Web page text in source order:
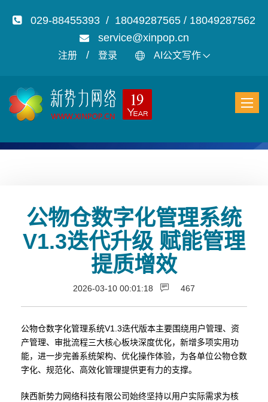
029-88455393 / 18049287565 / 18049287562
service@xinpop.cn
注册 / 登录 AI公文写作
公物仓数字化管理系统
V1.3迭代升级 赋能管理
提质增效
2026-03-10 00:01:18 467
公物仓数字化管理系统V1.3迭代版本主要围绕用户管理、资
产管理、审批流程三大核心板块深度优化，新增多项实用功
能，进一步完善系统架构、优化操作体验，为各单位公物仓数
字化、规范化、高效化管理提供更有力的支撑。
陕西新势力网络科技有限公司始终坚持以用户实际需求为核